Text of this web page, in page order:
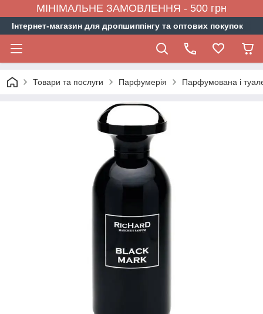
МІНІМАЛЬНЕ ЗАМОВЛЕННЯ - 500 грн
Інтернет-магазин для дропшиппінгу та оптових покупок
Товари та послуги Парфумерія Парфумована і